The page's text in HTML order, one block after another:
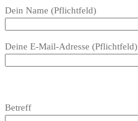
Bitte
Feld
Dein Name (Pflichtfeld)
Deine E-Mail-Adresse (Pflichtfeld)
dieses
lasse
Betreff